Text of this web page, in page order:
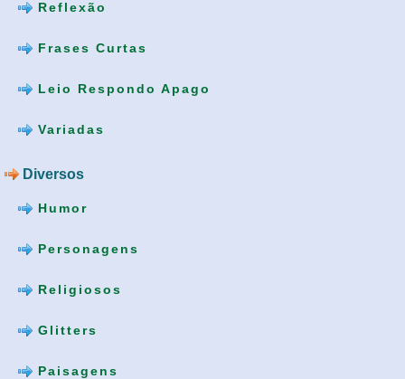
Reflexão
Frases Curtas
Leio Respondo Apago
Variadas
Diversos
Humor
Personagens
Religiosos
Glitters
Paisagens